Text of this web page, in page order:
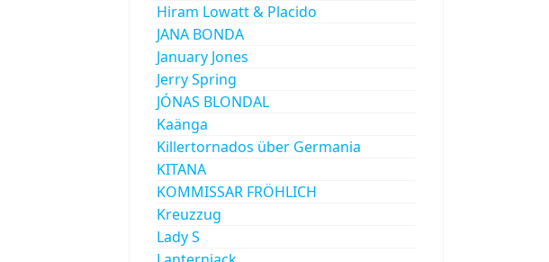
Hiram Lowatt & Placido
JANA BONDA
January Jones
Jerry Spring
JÓNAS BLONDAL
Kaänga
Killertornados über Germania
KITANA
KOMMISSAR FRÖHLICH
Kreuzzug
Lady S